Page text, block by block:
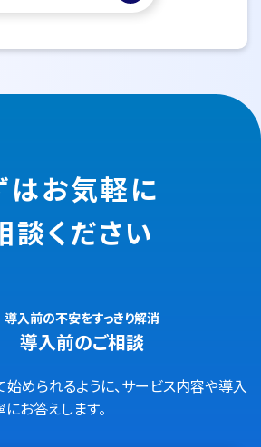
はお気軽に
談ください
導入前の不安をすっきり解消
導入前のご相談
められるように、サービス内容や導入
お答えします。